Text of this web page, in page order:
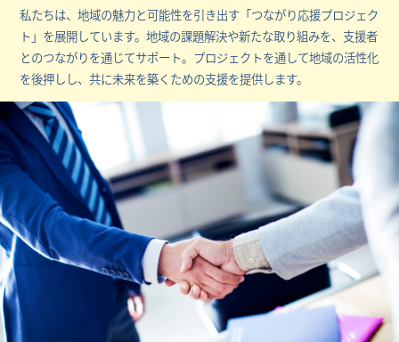
私たちは、地域の魅力と可能性を引き出す「つながり応援プロジェク
ト」を展開しています。地域の課題解決や新たな取り組みを、支援者
とのつながりを通じてサポート。プロジェクトを通して地域の活性化
を後押しし、共に未来を築くための支援を提供します。